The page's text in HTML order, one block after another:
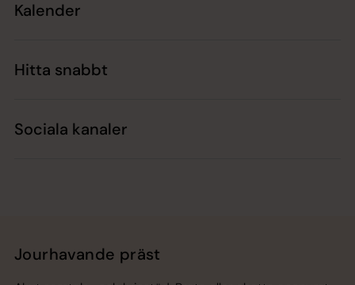
Kalender
Hitta snabbt
Sociala kanaler
Jourhavande präst